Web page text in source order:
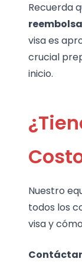
Recuerda
visa es
crucial
inicio.
Nuestro
todos los
visa y